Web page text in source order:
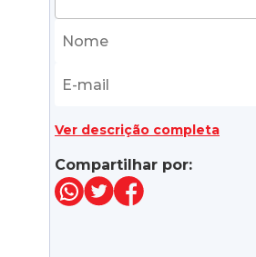
Ver descrição completa
Compartilhar por: